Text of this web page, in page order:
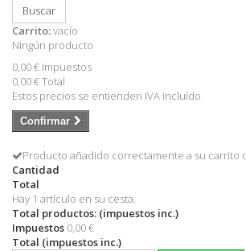
Buscar
Carrito:vacío
Ningún producto
0,00 € Impuestos
0,00 €Total
Estos precios se entienden IVA incluído
Confirmar
Producto añadido correctamente a su carrito
Cantidad
Total
Hay 1 artículo en su cesta.
Total productos: (impuestos inc.)
Impuestos 0,00 €
Total (impuestos inc.)